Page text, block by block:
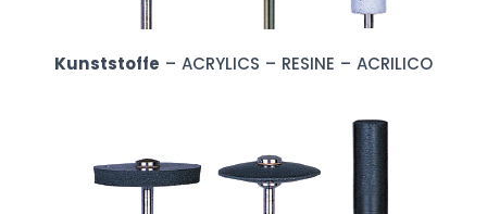
Kunststoffe – ACRYLICS – RESINE – ACRILICO